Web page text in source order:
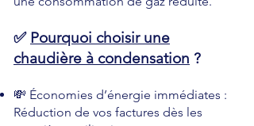
✅ Pourquoi choisir une
chaudière à condensation ?
💸 Économies d’énergie immédiates :
Réduction de vos factures dès les